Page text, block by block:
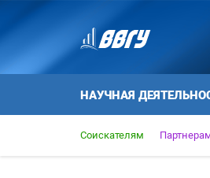
НАУЧНАЯ
Соискателям